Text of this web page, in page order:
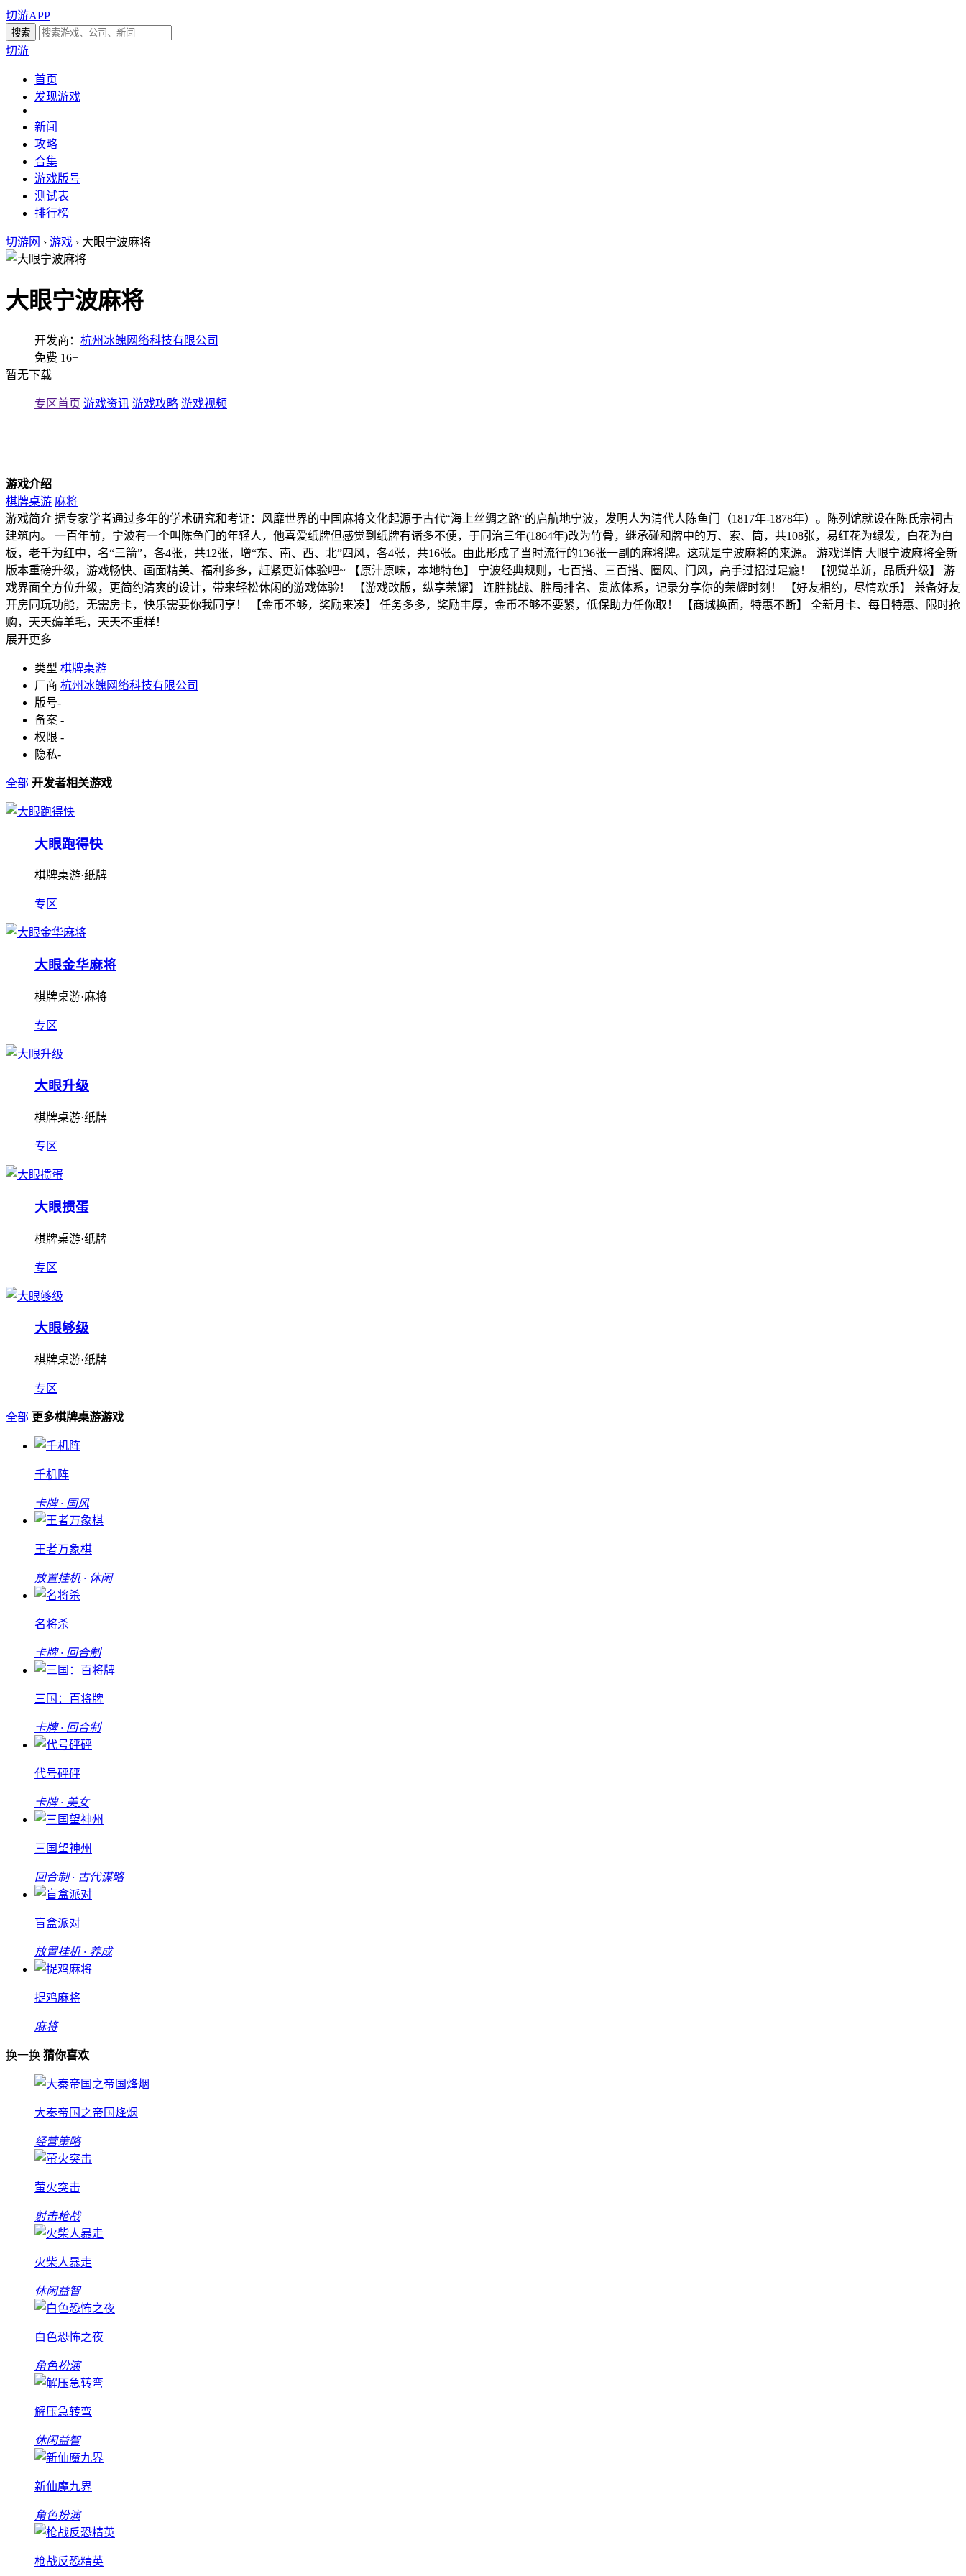
切游APP
切游
首页
发现游戏
新闻
攻略
合集
游戏版号
测试表
排行榜
切游网 › 游戏 › 大眼宁波麻将
大眼宁波麻将
开发商： 杭州冰魄网络科技有限公司
免费 16+
暂无下载
专区首页 游戏资讯 游戏攻略 游戏视频
游戏介绍
棋牌桌游 麻将
游戏简介 据专家学者通过多年的学术研究和考证：风靡世界的中国麻将文化起源于古代“海上丝绸之路“的启航地宁波，发明人为清代人陈鱼门（1817年-1878年）。陈列馆就设在陈氏宗祠古
建筑内。 一百年前，宁波有一个叫陈鱼门的年轻人，他喜爱纸牌但感觉到纸牌有诸多不便，于同治三年(1864年)改为竹骨，继承碰和牌中的万、索、筒，共108张，易红花为绿发，白花为白
板，老千为红中，名“三箭”，各4张，共12张，增“东、南、西、北”四风，各4张，共16张。由此形成了当时流行的136张一副的麻将牌。这就是宁波麻将的来源。 游戏详情 大眼宁波麻将全新
版本重磅升级，游戏畅快、画面精美、福利多多，赶紧更新体验吧~ 【原汁原味，本地特色】 宁波经典规则，七百搭、三百搭、圈风、门风，高手过招过足瘾！ 【视觉革新，品质升级】 游
戏界面全方位升级，更简约清爽的设计，带来轻松休闲的游戏体验！ 【游戏改版，纵享荣耀】 连胜挑战、胜局排名、贵族体系，记录分享你的荣耀时刻！ 【好友相约，尽情欢乐】 兼备好友
开房同玩功能，无需房卡，快乐需要你我同享！ 【金币不够，奖励来凑】 任务多多，奖励丰厚，金币不够不要紧，低保助力任你取！ 【商城换面，特惠不断】 全新月卡、每日特惠、限时抢
购，天天薅羊毛，天天不重样！
展开更多
类型 棋牌桌游
厂商 杭州冰魄网络科技有限公司
版号-
备案 -
权限 -
隐私-
全部 开发者相关游戏
大眼跑得快
棋牌桌游·纸牌
专区
大眼金华麻将
棋牌桌游·麻将
专区
大眼升级
棋牌桌游·纸牌
专区
大眼掼蛋
棋牌桌游·纸牌
专区
大眼够级
棋牌桌游·纸牌
专区
全部 更多棋牌桌游游戏
千机阵
卡牌 · 国风
王者万象棋
放置挂机 · 休闲
名将杀
卡牌 · 回合制
三国：百将牌
卡牌 · 回合制
代号砰砰
卡牌 · 美女
三国望神州
回合制 · 古代谋略
盲盒派对
放置挂机 · 养成
捉鸡麻将
麻将
换一换 猜你喜欢
大秦帝国之帝国烽烟
经营策略
萤火突击
射击枪战
火柴人暴走
休闲益智
白色恐怖之夜
角色扮演
解压急转弯
休闲益智
新仙魔九界
角色扮演
枪战反恐精英